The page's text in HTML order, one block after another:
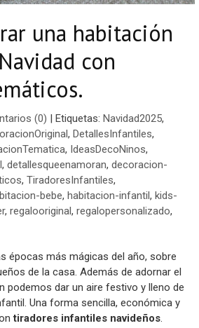
una habitación
con
(0) | Etiquetas: Navidad2025,
, DetallesInfantiles,
, IdeasDecoNinos,
, detallesqueenamoran, decoracion-
, TiradoresInfantiles,
bebe, habitacion-infantil, kids-
, regalooriginal, regalopersonalizado,
épocas más mágicas del año, sobre
de la casa. Además de adornar el
podemos dar un aire festivo y lleno de
Una forma sencilla, económica y
tiradores infantiles navideños.